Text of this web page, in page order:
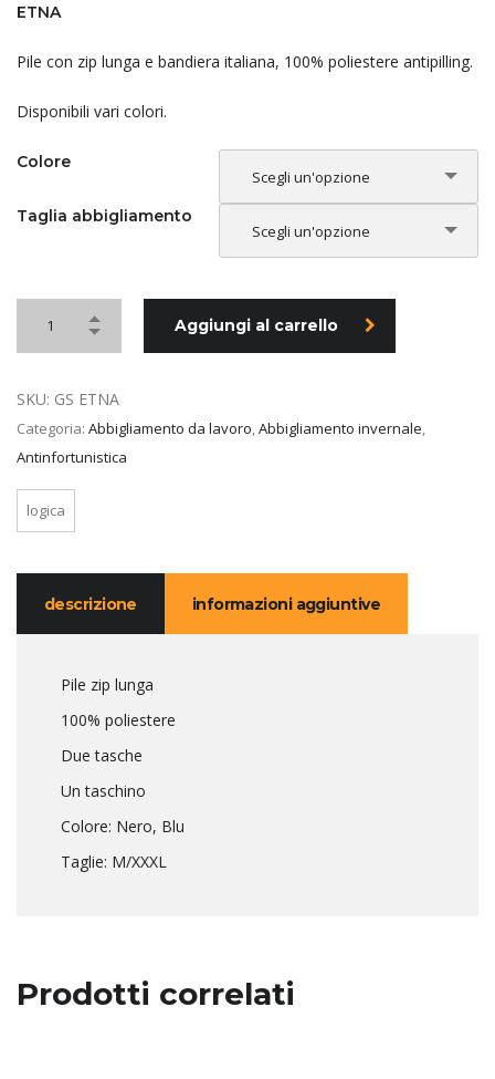
ETNA
Pile con zip lunga e bandiera italiana, 100% poliestere antipilling.
Disponibili vari colori.
Colore
Scegli un'opzione
Taglia abbigliamento
Scegli un'opzione
Aggiungi al carrello
SKU: GS ETNA
Categoria: Abbigliamento da lavoro,Abbigliamento invernale,
Antinfortunistica
logica
descrizione informazioni aggiuntive
Pile zip lunga
100% poliestere
Due tasche
Un taschino
Colore: Nero, Blu
Taglie: M/XXXL
Prodotti correlati